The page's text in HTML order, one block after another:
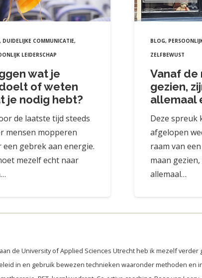
, DUIDELIJKE COMMUNICATIE,
LEIDERSCHAP
wat je
of weten
je nodig hebt?
de laatste tijd steeds
mensen mopperen
een gebrek aan energie.
mezelf echt naar
BLOG,
ZELFBEWUST
Vanaf de
gezien,
allemaal
Deze spreuk
afgelopen
raam van een
maan
allemaal…
de University of Applied Sciences Utrecht heb ik mezelf verder
in en gebruik bewezen technieken waaronder methoden en